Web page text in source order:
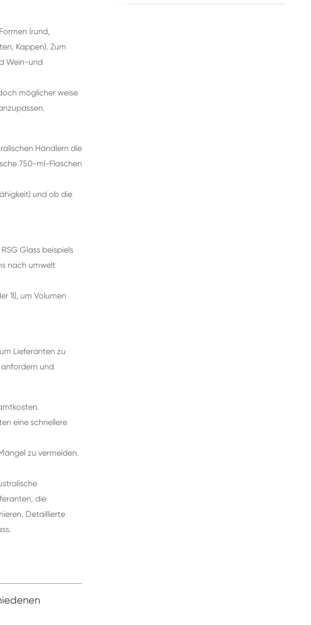
(rund,
Kappen). Zum
Wein-und
möglicher weise
Händlern die
750-ml-Flaschen
und ob die
Glass beispiels
nach umwelt
1l), um Volumen
Lieferanten zu
und
eine schnellere
zu vermeiden.
die
Detaillierte